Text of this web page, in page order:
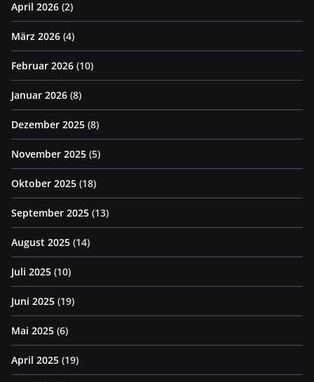
April 2026 (2)
März 2026 (4)
Februar 2026 (10)
Januar 2026 (8)
Dezember 2025 (8)
November 2025 (5)
Oktober 2025 (18)
September 2025 (13)
August 2025 (14)
Juli 2025 (10)
Juni 2025 (19)
Mai 2025 (6)
April 2025 (19)